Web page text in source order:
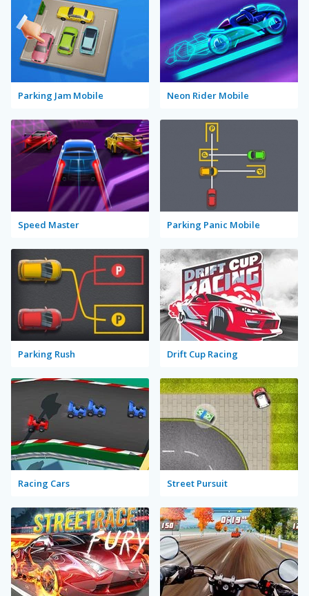
Parking Jam Mobile Neon Rider Mobile
Speed Master Parking Panic Mobile
Parking Rush Drift Cup Racing
Racing Cars Street Pursuit